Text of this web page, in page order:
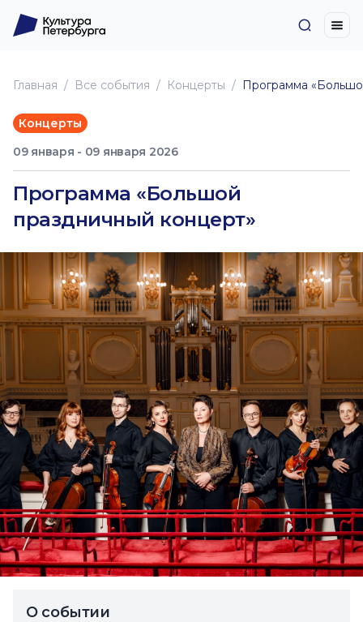
Главная Все события Концерты Программа
Концерты
09 января - 09 января 2026
Программа «Большой
праздничный концерт»
О событии